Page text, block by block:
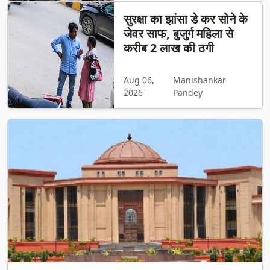
सुरक्षा का झांसा डे कर सोने के
जेवर साफ, बुजुर्ग महिला से
करीब 2 लाख की ठगी
Aug 06,
2026
Manishankar
Pandey